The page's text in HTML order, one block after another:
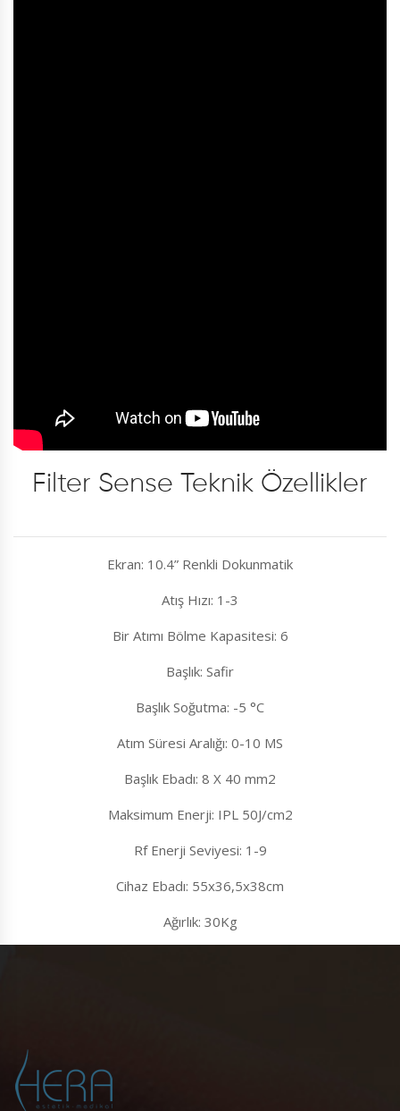
Filter Sense Teknik Özellikler
Ekran: 10.4” Renkli Dokunmatik
Atış Hızı: 1-3
Bir Atımı Bölme Kapasitesi: 6
Başlık: Safir
Başlık Soğutma: -5 °C
Atım Süresi Aralığı: 0-10 MS
Başlık Ebadı: 8 X 40 mm2
Maksimum Enerji: IPL 50J/cm2
Rf Enerji Seviyesi: 1-9
Cihaz Ebadı: 55x36,5x38cm
Ağırlık: 30Kg